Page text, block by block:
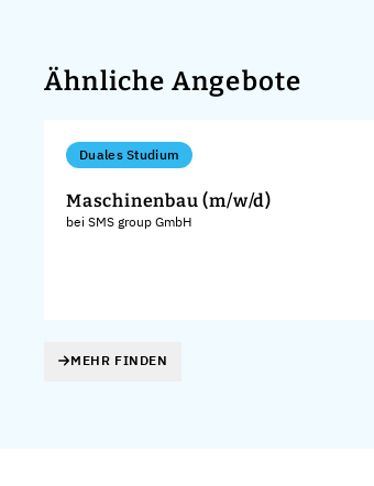
Ähnliche Angebote
Duales Studium
Maschinenbau (m/w/d)
bei SMS group GmbH
MEHR FINDEN